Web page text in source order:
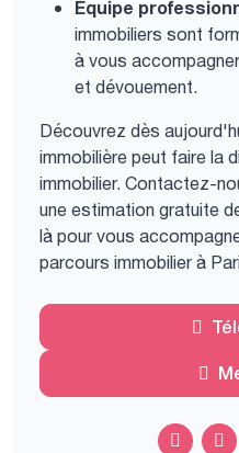
Équipe
immobiliers sont
à vous
et dévouement.
Découvrez dès
immobilière peut faire la
immobilier. Contactez-
une estimation gratuite
là pour vous
parcours immobilier à